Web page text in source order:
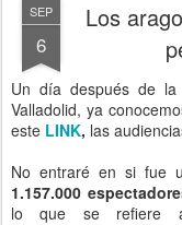
SEP
6
Los
Un día después de
Valladolid, ya
este LINK, las
No entraré en si fue
1.157.000
lo que se refiere a